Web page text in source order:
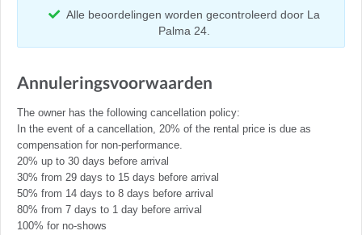
Alle beoordelingen worden gecontroleerd door La
Palma 24.
Annuleringsvoorwaarden
The owner has the following cancellation policy:
In the event of a cancellation, 20% of the rental price is due as
compensation for non-performance.
20% up to 30 days before arrival
30% from 29 days to 15 days before arrival
50% from 14 days to 8 days before arrival
80% from 7 days to 1 day before arrival
100% for no-shows